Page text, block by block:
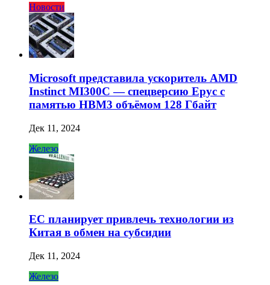
Новости
Microsoft представила ускоритель AMD
Instinct MI300C — спецверсию Epyc с
памятью HBM3 объёмом 128 Гбайт
Дек 11, 2024
Железо
ЕС планирует привлечь технологии из
Китая в обмен на субсидии
Дек 11, 2024
Железо